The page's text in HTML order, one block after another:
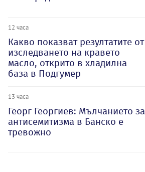
12 часа
Какво показват резултатите от
изследването на кравето
масло, открито в хладилна
база в Подгумер
13 часа
Георг Георгиев: Мълчанието за
антисемитизма в Банско е
тревожно